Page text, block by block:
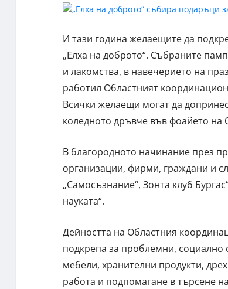
И тази година желаещите да
„Елха на доброто“. Събраните
и лакомства, в навечерието на
работил Областният
Всички желаещи могат да
коледното дръвче във фоайето на
В благородното начинание през
организации, фирми, граждани и
„Самосъзнание“, Зонта клуб
науката“.
Дейността на Областния
подкрепа за проблемни, социално
мебели, хранителни продукти,
работа и подпомагане в търсене